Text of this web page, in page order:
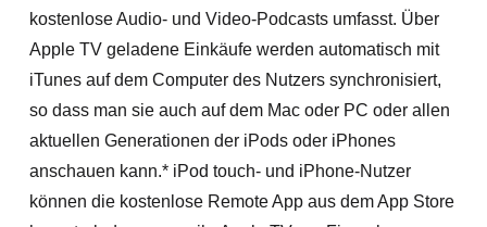
kostenlose Audio- und Video-Podcasts umfasst. Über
Apple TV geladene Einkäufe werden automatisch mit
iTunes auf dem Computer des Nutzers synchronisiert,
so dass man sie auch auf dem Mac oder PC oder allen
aktuellen Generationen der iPods oder iPhones
anschauen kann.* iPod touch- und iPhone-Nutzer
können die kostenlose Remote App aus dem App Store